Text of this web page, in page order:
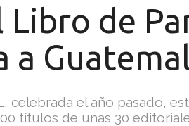
Libro de
a
celebrada el año pasado,
títulos de unas 30